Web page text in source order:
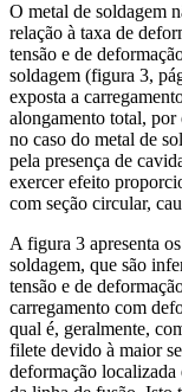
O metal de soldagem
relação à taxa de
tensão e de
soldagem (figura 3,
exposta a
alongamento total, por
no caso do metal de
pela presença de
exercer efeito
com seção circular,
A figura 3 apresenta
soldagem, que são
tensão e de
carregamento com
qual é, geralmente,
filete devido à maior
deformação